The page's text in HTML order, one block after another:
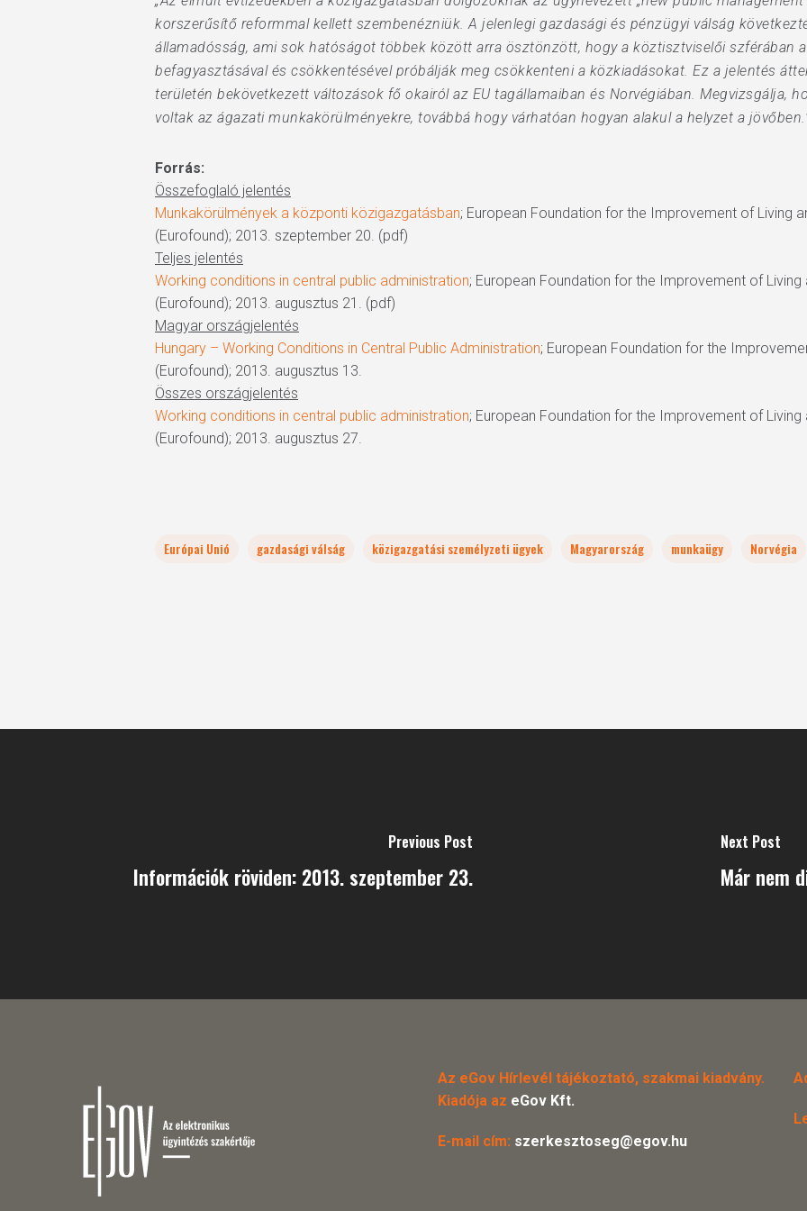
korszerűsítő reformmal kellett szembenézniük. A jelenlegi gazdasági és pénzügyi válság
államadósság, ami sok hatóságot többek között arra ösztönzött, hogy a köztisztviselői szférában
befagyasztásával és csökkentésével próbálják meg csökkenteni a közkiadásokat. Ez a jelentés
területén bekövetkezett változások fő okairól az EU tagállamaiban és Norvégiában. Megvizsgálja,
voltak az ágazati munkakörülményekre, továbbá hogy várhatóan hogyan alakul a helyzet a
Forrás:
Összefoglaló jelentés
Munkakörülmények a központi közigazgatásban; European Foundation for the Improvement of Living
(Eurofound); 2013. szeptember 20. (pdf)
Teljes jelentés
Working conditions in central public administration; European Foundation for the Improvement of Living
(Eurofound); 2013. augusztus 21. (pdf)
Magyar országjelentés
Hungary – Working Conditions in Central Public Administration; European Foundation for the
(Eurofound); 2013. augusztus 13.
Összes országjelentés
Working conditions in central public administration; European Foundation for the Improvement of Living
(Eurofound); 2013. augusztus 27.
Európai Unió gazdasági válság közigazgatási személyzeti ügyek Magyarország munkaügy Norvégia
Previous Post
Információk röviden: 2013. szeptember 23.
Next Post
Már nem
Az eGov Hírlevél tájékoztató, szakmai kiadvány.
Kiadója az eGov Kft.
E-mail cím: szerkesztoseg@egov.hu